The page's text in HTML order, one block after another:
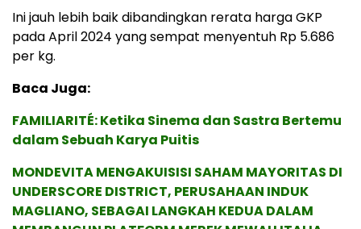
Ini jauh lebih baik dibandingkan rerata harga GKP
pada April 2024 yang sempat menyentuh Rp 5.686
per kg.
Baca Juga:
FAMILIARITÉ: Ketika Sinema dan Sastra Bertemu
dalam Sebuah Karya Puitis
MONDEVITA MENGAKUISISI SAHAM MAYORITAS DI
UNDERSCORE DISTRICT, PERUSAHAAN INDUK
MAGLIANO, SEBAGAI LANGKAH KEDUA DALAM